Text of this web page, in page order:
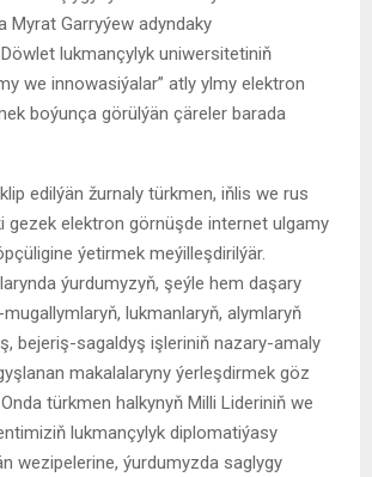
Myrat Garryýew adyndaky
lukmançylyk uniwersitetiniň
we innowasiýalar” atly ylmy elektron
boýunça görülýän çäreler barada
edilýän žurnaly türkmen, iňlis we rus
gezek elektron görnüşde internet ulgamy
ýetirmek meýilleşdirilýär.
ýurdumyzyň, şeýle hem daşary
lukmanlaryň, alymlaryň
bejeriş-sagaldyş işleriniň nazary-amaly
makalalaryny ýerleşdirmek göz
türkmen halkynyň Milli Lideriniň we
lukmançylyk diplomatiýasy
wezipelerine, ýurdumyzda saglygy